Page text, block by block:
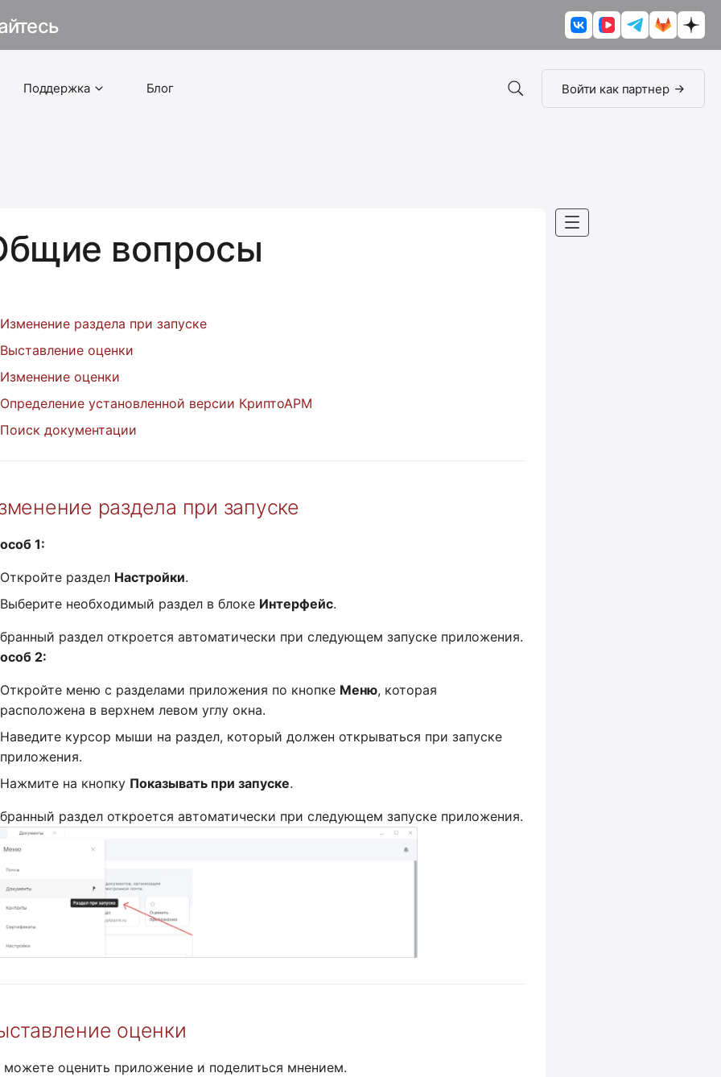
Поддержка Блог Войти как партнер
вопросы
Изменение раздела при запуске
Выставление оценки
Изменение оценки
Определение установленной версии КриптоАРМ
Поиск документации
раздела при запуске
1:
Откройте раздел Настройки.
Выберите необходимый раздел в блоке Интерфейс.
раздел откроется автоматически при следующем запуске приложения.
2:
Откройте меню с разделами приложения по кнопке Меню, которая
расположена в верхнем левом углу окна.
Наведите курсор мыши на раздел, который должен открываться при запуске
приложения.
Нажмите на кнопку Показывать при запуске.
раздел откроется автоматически при следующем запуске приложения.
оценки
оценить приложение и поделиться мнением.